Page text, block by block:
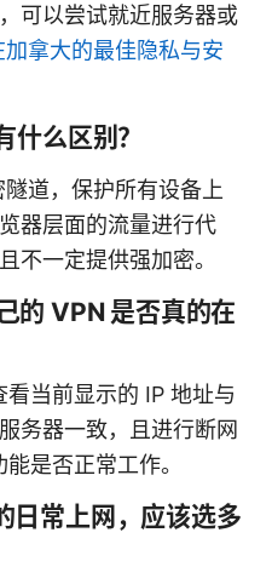
可以尝试就近服务器或
拿大的最佳隐私与安
么区别？
道，保护所有设备上
器层面的流量进行代
不一定提供强加密。
的 VPN 是否真的在
当前显示的 IP 地址与
务器一致，且进行断网
是否正常工作。
日常上网，应该选多